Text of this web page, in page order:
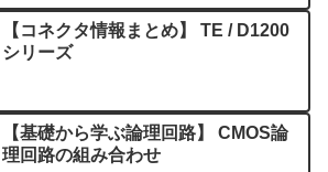
【コネクタ情報まとめ】 TE / D1200
シリーズ
【基礎から学ぶ論理回路】 CMOS論
理回路の組み合わせ